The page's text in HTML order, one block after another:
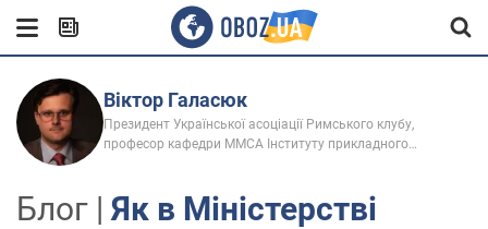
Віктор Галасюк
Президент Української асоціації Римського клубу,
професор кафедри ММСА Інституту прикладного
Блог |Як в Міністерстві